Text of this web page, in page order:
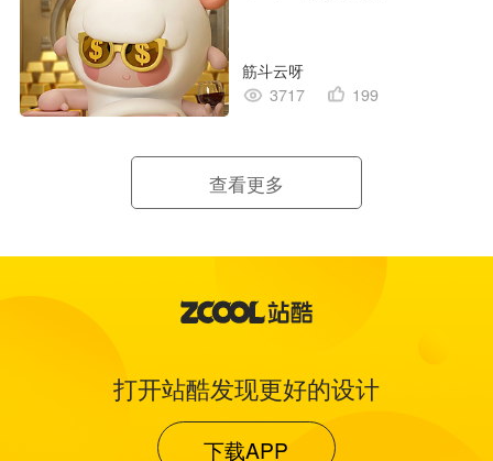
筋斗云呀
3717
199
查看更多
打开站酷发现更好的设计
下载APP